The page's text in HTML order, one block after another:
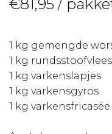
€81,95 /
1 kg gemengde
1 kg rundsstoofvlees
1 kg varkenslapjes
1 kg varkensgyros
1 kg varkensfricasée